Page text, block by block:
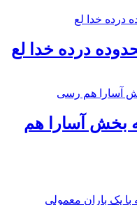
درده خدا لع
بخش آسارا هم